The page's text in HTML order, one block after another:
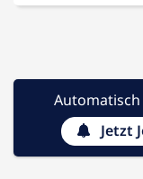
Automatisch
Jetzt